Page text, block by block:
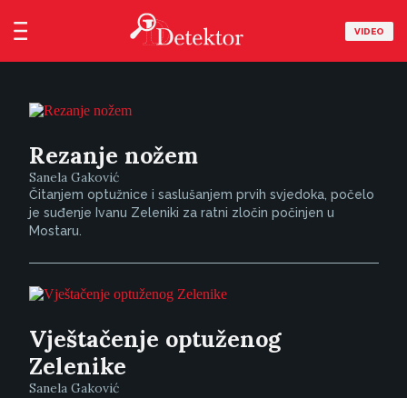
VIDEO
Rezanje nožem
Sanela Gaković
Čitanjem optužnice i saslušanjem prvih svjedoka, počelo
je suđenje Ivanu Zeleniki za ratni zločin počinjen u
Mostaru.
Vještačenje optuženog
Zelenike
Sanela Gaković